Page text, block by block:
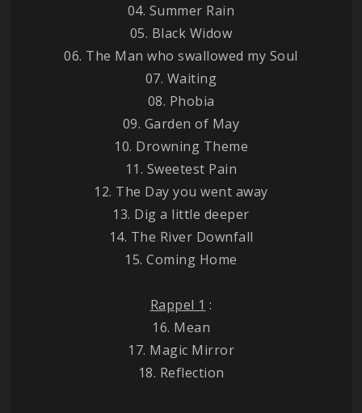
04. Summer Rain
05. Black Widow
06. The Man who swallowed my Soul
07. Waiting
08. Phobia
09. Garden of May
10. Drowning Theme
11. Sweetest Pain
12. The Day you went away
13. Dig a little deeper
14. The River Downfall
15. Coming Home
Rappel 1 :
16. Mean
17. Magic Mirror
18. Reflection